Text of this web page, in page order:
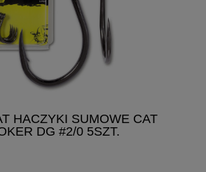
HACZYKI SUMOWE CAT
DG #2/0 5SZT.